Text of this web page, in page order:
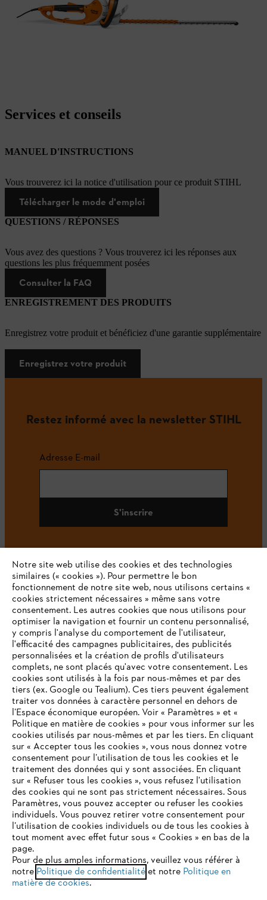
Services et conseils
MANUEL D'INSTRUCTIONS
Vous trouverez ici la notice d'utilisation pour ce produit STIHL
Télécharger le mode d'emploi
QUESTIONS / RÉPONSES
Vous avez des questions ? Vous trouverez ici les réponses aux
questions les plus fréquemment posées
Consulter la FAQ
ENREGISTREMENT DES PRODUITS
Enregistrez votre produit et bénéficiez d'une garantie supplémentaire
Enregistrez votre produit
Restez informé avec la newsletter STIHL
Adresse E-mail
S'inscrire
#STIHL
L'Entreprise
STIHL FAQ
Contact
Politique de protection des données
Mentions légales Utilisation des cookies
VOTRE NAVIGATEUR INTERNET
N'EST PLUS PRIS EN CHARGE
Vous utilisez un navigateur Internet que nous ne prenons plus
en charge, et certaines fonctionnalités de notre site ne
peuvent fonctionner correctement. Pour une utilisation
optimale de notre site, nous vous recommandons de passer à
l'un des navigateurs suivants :
Notre site web utilise des cookies et des technologies
similaires (« cookies »). Pour permettre le bon
fonctionnement de notre site web, nous utilisons certains «
cookies strictement nécessaires » même sans votre
consentement. Les autres cookies que nous utilisons pour
optimiser la navigation et fournir un contenu personnalisé,
y compris l'analyse du comportement de l'utilisateur,
l'efficacité des campagnes publicitaires, des publicités
personnalisées et la création de profils d'utilisateurs
complets, ne sont placés qu'avec votre consentement. Les
cookies sont utilisés à la fois par nous-mêmes et par des
tiers (ex. Google ou Tealium). Ces tiers peuvent également
traiter vos données à caractère personnel en dehors de
l’Espace économique européen. Voir « Paramètres » et «
Politique en matière de cookies » pour vous informer sur les
cookies utilisés par nous-mêmes et par les tiers. En cliquant
sur « Accepter tous les cookies », vous nous donnez votre
consentement pour l’utilisation de tous les cookies et le
traitement des données qui y sont associées. En cliquant
sur « Refuser tous les cookies », vous refusez l'utilisation
des cookies qui ne sont pas strictement nécessaires. Sous
Paramètres, vous pouvez accepter ou refuser les cookies
individuels. Vous pouvez retirer votre consentement pour
l’utilisation de cookies individuels ou de tous les cookies à
tout moment avec effet futur sous « Cookies » en bas de la
page.
Pour de plus amples informations, veuillez vous référer à
notre Politique de confidentialitéet notre Politique en
matière de cookies.